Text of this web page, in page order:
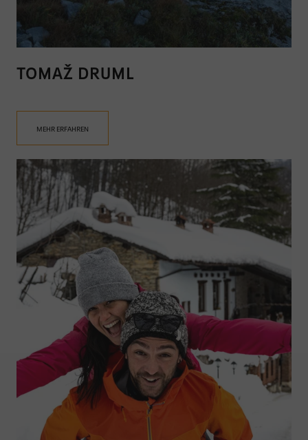
TOMAŽ DRUML
MEHR ERFAHREN